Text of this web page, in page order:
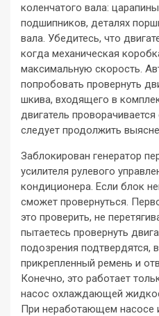
коленчатого вала:
подшипников, деталях
вала. Убедитесь, что
когда механическая
максимальную скорость.
попробовать провернуть
шкива, входящего в
двигатель
следует продолжить
Заблокирован генератор
усилителя рулевого
кондиционера. Если блок
сможет провернуться.
это проверить, не
пытаетесь провернуть
подозрения подтвердятся,
прикрепленный ремень и
Конечно, это работает
насос охлаждающей
При неработающем насосе